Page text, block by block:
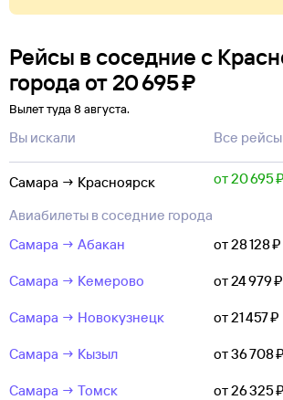
Рейсы в соседние с
города от 20 ⁠695 ⁠₽
Вылет туда 8 августа.
Вы искали Все рейсы
Самара → Красноярск от 20 ⁠695 ⁠₽
Авиабилеты в соседние города
Самара → Абакан
от 28 ⁠128 ⁠₽
Самара → Кемерово от 24 ⁠979 ⁠₽
Самара → Новокузнецк от 21 ⁠457 ⁠₽
Самара → Кызыл от 36 ⁠708 ⁠₽
Самара → Томск от 26 ⁠325 ⁠₽